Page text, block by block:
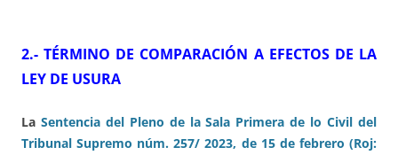
2.- TÉRMINO DE COMPARACIÓN A EFECTOS DE LA
LEY DE USURA
La Sentencia del Pleno de la Sala Primera de lo Civil del
Tribunal Supremo núm. 257/ 2023, de 15 de febrero (Roj: